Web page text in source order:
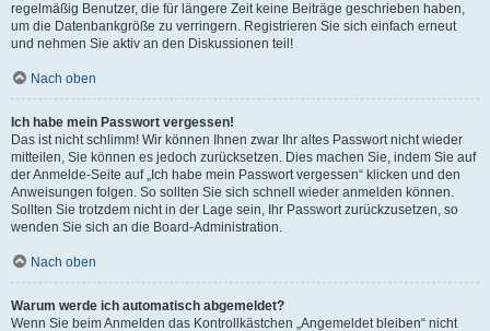
regelmäßig Benutzer, die für längere Zeit keine Beiträge geschrieben haben,
um die Datenbankgröße zu verringern. Registrieren Sie sich einfach erneut
und nehmen Sie aktiv an den Diskussionen teil!
Nach oben
Ich habe mein Passwort vergessen!
Das ist nicht schlimm! Wir können Ihnen zwar Ihr altes Passwort nicht wieder
mitteilen, Sie können es jedoch zurücksetzen. Dies machen Sie, indem Sie auf
der Anmelde-Seite auf „Ich habe mein Passwort vergessen“ klicken und den
Anweisungen folgen. So sollten Sie sich schnell wieder anmelden können.
Sollten Sie trotzdem nicht in der Lage sein, Ihr Passwort zurückzusetzen, so
wenden Sie sich an die Board-Administration.
Nach oben
Warum werde ich automatisch abgemeldet?
Wenn Sie beim Anmelden das Kontrollkästchen „Angemeldet bleiben“ nicht